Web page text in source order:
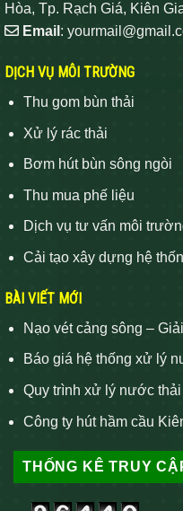
Hòa, Tp. Rạch Giá, Kiên
Email :
DỊCH VỤ MÔI TRƯỜNG
Thu gom bùn thải
Xử lý rác thải
Bơm hút bùn sông ngòi
Thu mua phế liệu
Dịch vụ tư vấn môi
Cải tạo xây dựng hệ
BÀI VIẾT MỚI
Nạo vét cảng sông –
Báo giá hệ thống xử lý
Quy trình xử lý nước
Công ty hút hầm cầu
THỐNG KÊ TRUY